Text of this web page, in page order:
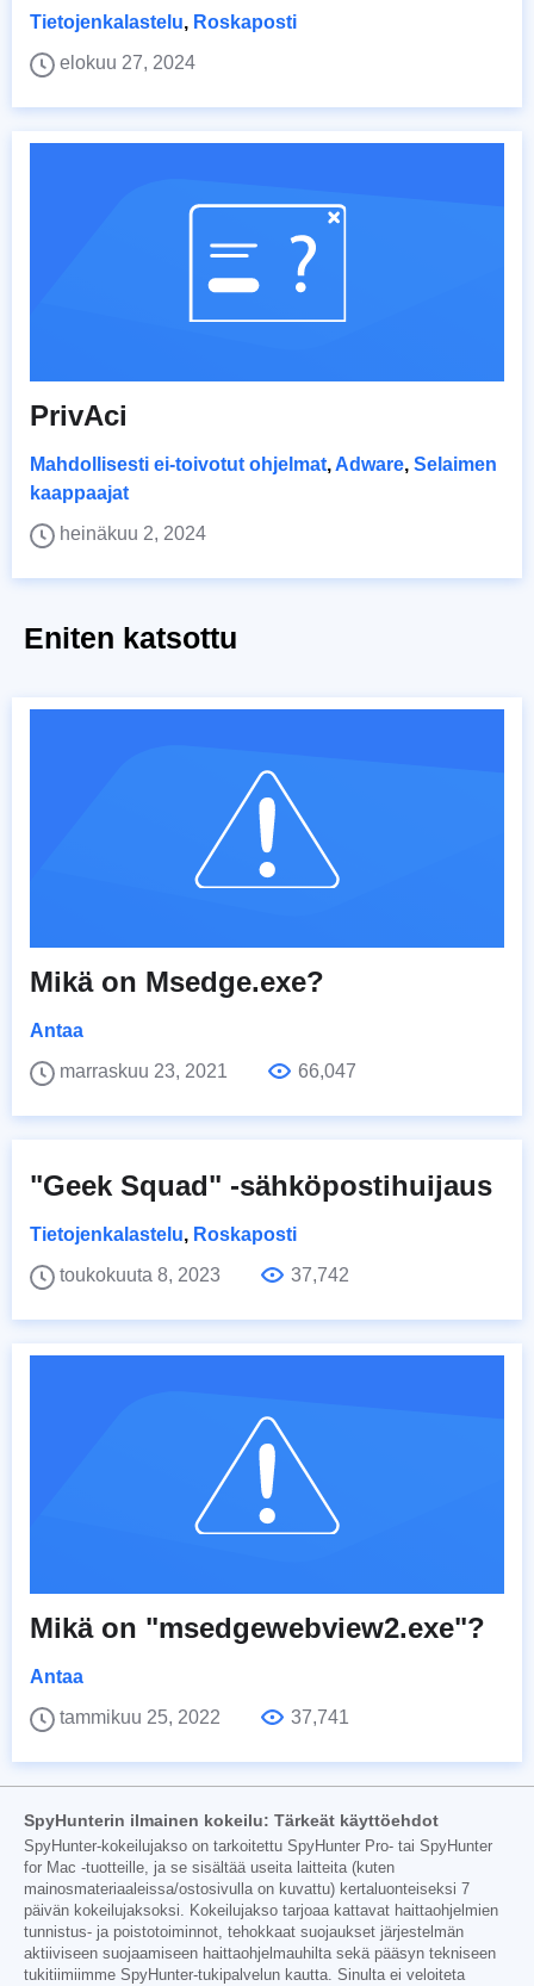
Tietojenkalastelu, Roskaposti
elokuu 27, 2024
PrivAci
Mahdollisesti ei-toivotut ohjelmat, Adware, Selaimen
kaappaajat
heinäkuu 2, 2024
Eniten katsottu
Mikä on Msedge.exe?
Antaa
marraskuu 23, 2021
66,047
"Geek Squad" -sähköpostihuijaus
Tietojenkalastelu, Roskaposti
toukokuuta 8, 2023
37,742
Mikä on "msedgewebview2.exe"?
Antaa
tammikuu 25, 2022
37,741
SpyHunterin ilmainen kokeilu: Tärkeät käyttöehdot
SpyHunter-kokeilujakso on tarkoitettu SpyHunter Pro- tai SpyHunter
for Mac -tuotteille, ja se sisältää useita laitteita (kuten
mainosmateriaaleissa/ostosivulla on kuvattu) kertaluonteiseksi 7
päivän kokeilujaksoksi. Kokeilujakso tarjoaa kattavat haittaohjelmien
tunnistus- ja poistotoiminnot, tehokkaat suojaukset järjestelmän
aktiiviseen suojaamiseen haittaohjelmauhilta sekä pääsyn tekniseen
tukitiimiimme SpyHunter-tukipalvelun kautta. Sinulta ei veloiteta